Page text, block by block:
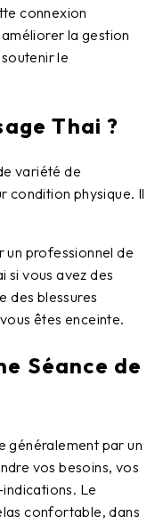
connexion
la gestion
le
Thai ?
variété de
condition physique. Il
un professionnel de
si vous avez des
des blessures
êtes enceinte.
Séance de
généralement par un
vos besoins, vos
Le
confortable, dans